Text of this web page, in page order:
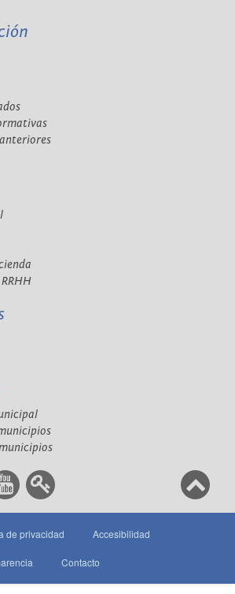
de privacidad Accesibilidad
Contacto